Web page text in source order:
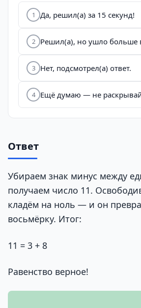
1 Да, решил(а) за 15 секунд!
2 Решил(а), но ушло больше
3 Нет, подсмотрел(а) ответ.
4 Ещё думаю — не
Ответ
Убираем знак минус между
получаем число 11.
кладём на ноль — и он
восьмёрку. Итог:
11 = 3 + 8
Равенство верное!